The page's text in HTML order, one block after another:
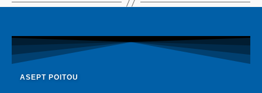
ASEPT POITOU